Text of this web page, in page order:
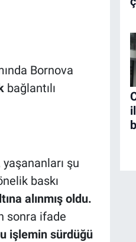
Bornova
bağlantılı
şu
baskı
alınmış oldu.
sonra ifade
işlemin sürdüğü